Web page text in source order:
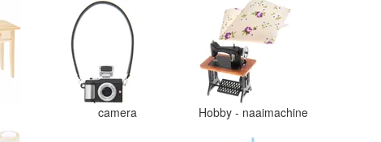
camera Hobby - naaimachine